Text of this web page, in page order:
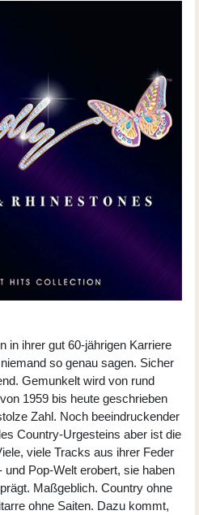
in ihrer gut 60-jährigen Karriere
so genau sagen. Sicher
Gemunkelt wird von rund
1959 bis heute geschrieben
Zahl. Noch beeindruckender
Country-Urgesteins aber ist die
viele Tracks aus ihrer Feder
und Pop-Welt erobert, sie haben
Maßgeblich. Country ohne
ohne Saiten. Dazu kommt,